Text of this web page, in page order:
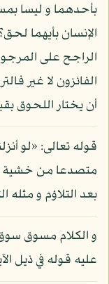
بأحدهما و ليسا
الإنسان بأيهما
الراجح على
الفائزون لا غير
أن يختار اللحوق
قوله تعالى: «لو
متصدعا من خشية
بعد التلاؤم و مثله
و الكلام مسوق
عليه قوله في ذيل